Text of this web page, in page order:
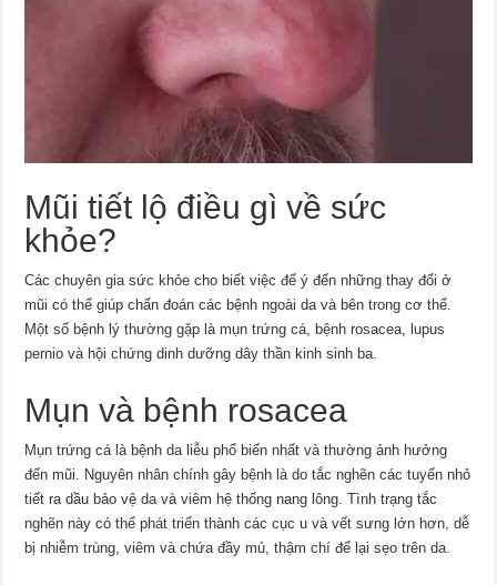
Mũi tiết lộ điều gì về sức
khỏe?
Các chuyên gia sức khỏe cho biết việc để ý đến những thay đổi ở
mũi có thể giúp chẩn đoán các bệnh ngoài da và bên trong cơ thể.
Một số bệnh lý thường gặp là mụn trứng cá, bệnh rosacea, lupus
pernio và hội chứng dinh dưỡng dây thần kinh sinh ba.
Mụn và bệnh rosacea
Mụn trứng cá là bệnh da liễu phổ biến nhất và thường ảnh hưởng
đến mũi. Nguyên nhân chính gây bệnh là do tắc nghẽn các tuyến nhỏ
tiết ra dầu bảo vệ da và viêm hệ thống nang lông. Tình trạng tắc
nghẽn này có thể phát triển thành các cục u và vết sưng lớn hơn, dễ
bị nhiễm trùng, viêm và chứa đầy mủ, thậm chí để lại sẹo trên da.